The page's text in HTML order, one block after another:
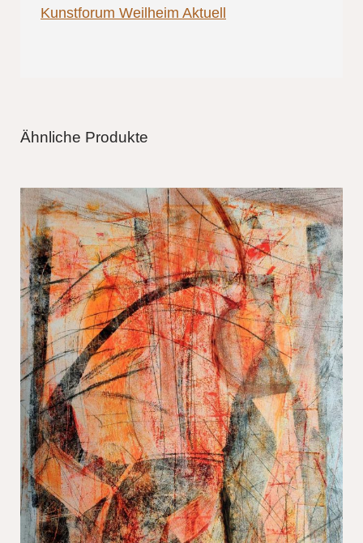
Kunstforum Weilheim Aktuell
Ähnliche Produkte